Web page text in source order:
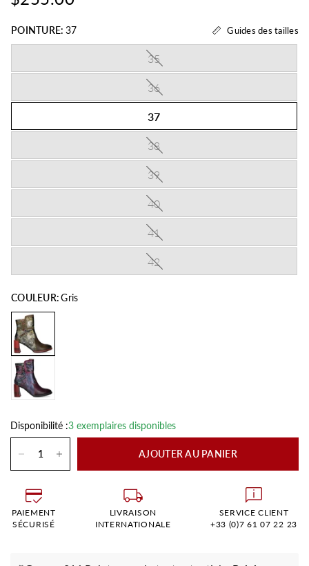
POINTURE: 37 Guides des tailles
35
36
37
38
39
40
41
42
COULEUR:Gris
Disponibilité :3 exemplaires disponibles
AJOUTER AU PANIER
PAIEMENT
SÉCURISÉ
LIVRAISON
INTERNATIONALE
SERVICE CLIENT
+33 (0)7 61 07 22 23